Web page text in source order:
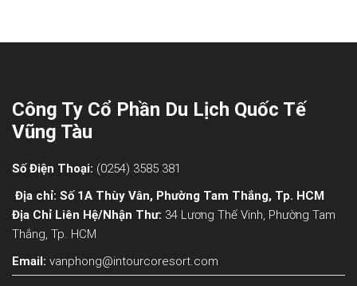
Công Ty Cổ Phần Du Lịch Quốc Tế
Vũng Tàu
Số Điện Thoại: (0254) 3585 381
Địa chỉ: Số 1A Thùy Vân, Phường Tam Thắng, Tp. HCM
Địa Chỉ Liên Hệ/nhận Thư: 34 Lương Thế Vinh, Phường Tam
Thắng, Tp. HCM
Email: vanphong@intourcoresort.com